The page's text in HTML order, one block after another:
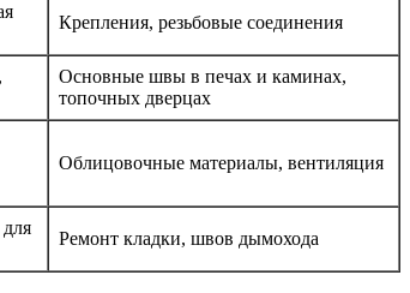
Крепления, резьбовые соединения
Основные швы в печах и каминах,
топочных дверцах
Облицовочные материалы, вентиляция
Ремонт кладки, швов дымохода